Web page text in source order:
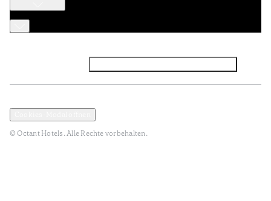
© Octant Hotels. Alle Rechte vorbehalten.